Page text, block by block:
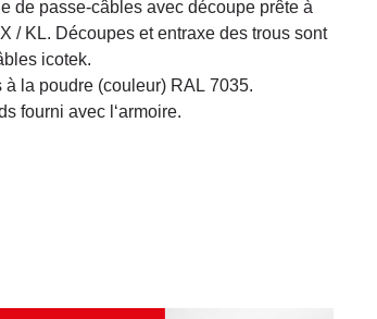
de passe-câbles avec découpe prête à
/ KL. Découpes et entraxe des trous sont
icotek.
la poudre (couleur) RAL 7035.
fourni avec l‘armoire.